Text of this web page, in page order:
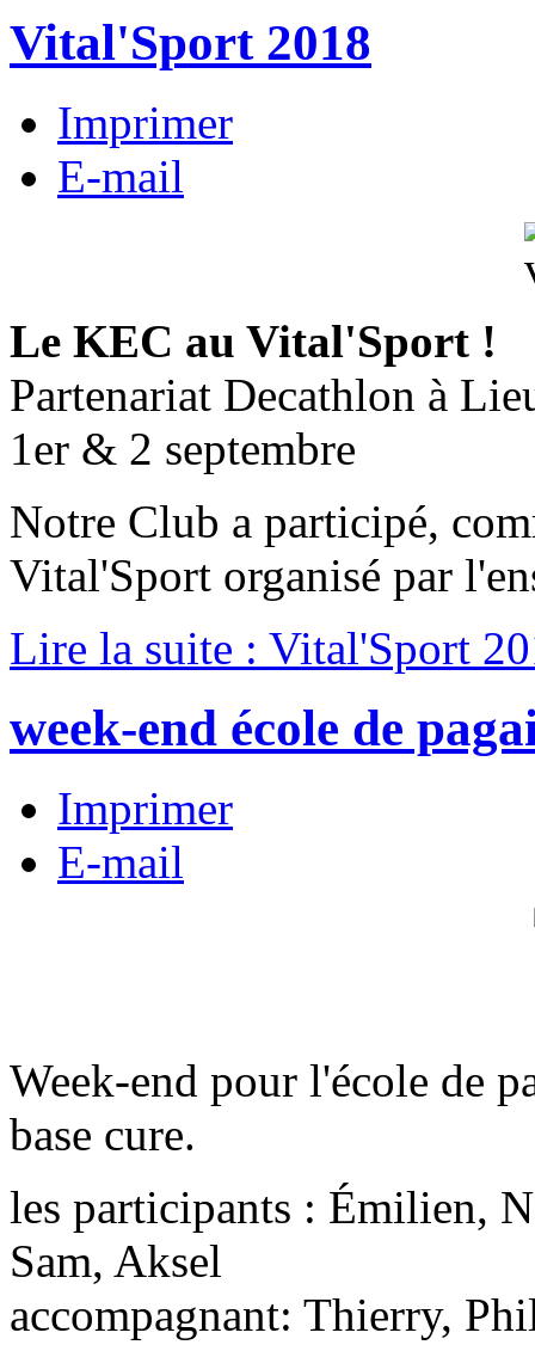
Vital'Sport 2018
Imprimer
E-mail
Le KEC au Vital'Sport !
Partenariat Decathlon à
1er & 2 septembre
Notre Club a participé,
Vital'Sport organisé par
Lire la suite : Vital'Sport
week-end école de
Imprimer
E-mail
Week-end pour l'école de
base cure.
les participants : Émilien,
Sam, Aksel
accompagnant: Thierry,